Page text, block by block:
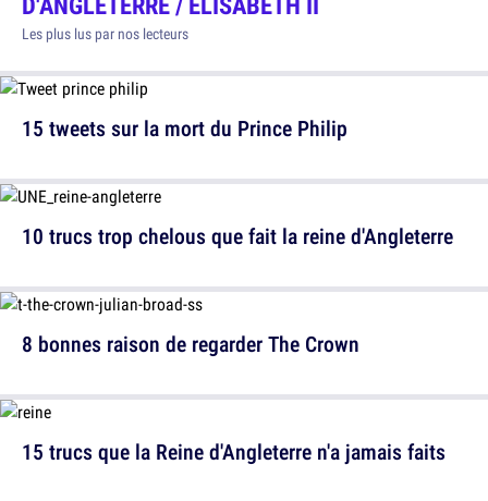
Les plus lus par nos lecteurs
15 tweets sur la mort du Prince Philip
8 bonnes raison de regarder The Crown
10 trucs trop chelous que fait la reine d'Angleterre
15 trucs que la Reine d'Angleterre n'a jamais faits